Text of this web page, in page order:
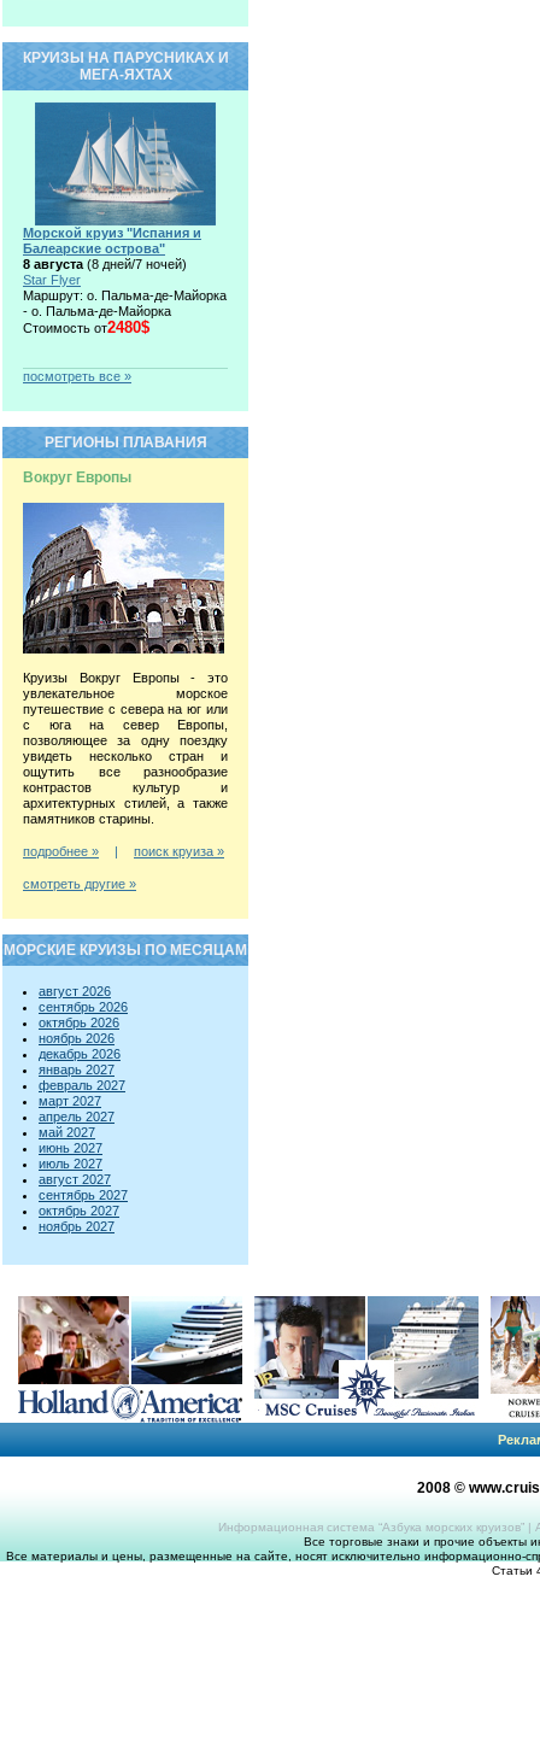
КРУИЗЫ НА ПАРУСНИКАХ И
МЕГА-ЯХТАХ
Морской круиз "Испания и
Балеарские острова"
8 августа (8 дней/7 ночей)
Star Flyer
Маршрут: о. Пальма-де-Майорка
- о. Пальма-де-Майорка
Стоимость от2480$
посмотреть все »
РЕГИОНЫ ПЛАВАНИЯ
Вокруг Европы
Круизы Вокруг Европы - это
увлекательное морское
путешествие с севера на юг или
с юга на север Европы,
позволяющее за одну поездку
увидеть несколько стран и
ощутить все разнообразие
контрастов культур и
архитектурных стилей, а также
памятников старины.
подробнее » | поиск круиза »
смотреть другие »
МОРСКИЕ КРУИЗЫ ПО МЕСЯЦАМ
август 2026
сентябрь 2026
октябрь 2026
ноябрь 2026
декабрь 2026
январь 2027
февраль 2027
март 2027
апрель 2027
май 2027
июнь 2027
июль 2027
август 2027
сентябрь 2027
октябрь 2027
ноябрь 2027
2008 ©
Информационная система “Азбука морских круизов” |
Все торговые знаки и прочие объекты
Все материалы и цены, размещенные на сайте, носят исключительно информационно-
Статьи